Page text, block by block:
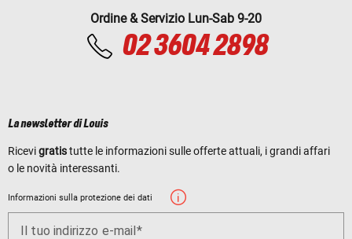
Ordine & Servizio Lun-Sab 9-20
02 3604 2898
La newsletter di Louis
Ricevigratistutte le informazioni sulle offerte attuali, i grandi affari
o le novità interessanti.
Informazioni sulla protezione dei dati
Il tuo indirizzo e-mail